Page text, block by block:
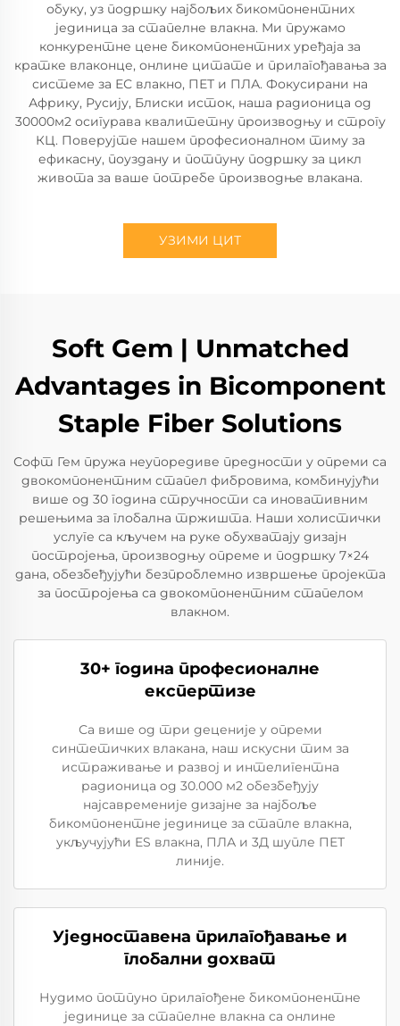
обуку, уз подршку најбољих бикомпонентних
јединица за стапелне влакна. Ми пружамо
конкурентне цене бикомпонентних уређаја за
кратке влаконце, онлине цитате и прилагођавања за
системе за ЕС влакно, ПЕТ и ПЛА. Фокусирани на
Африку, Русију, Блиски исток, наша радионица од
30000м2 осигурава квалитетну производњу и строгу
КЦ. Поверујте нашем професионалном тиму за
ефикасну, поуздану и потпуну подршку за цикл
живота за ваше потребе производње влакана.
УЗИМИ ЦИТ
Soft Gem | Unmatched
Advantages in Bicomponent
Staple Fiber Solutions
Софт Гем пружа неупоредиве предности у опреми са
двокомпонентним стапел фибровима, комбинујући
више од 30 година стручности са иновативним
решењима за глобална тржишта. Наши холистички
услуге са кључем на руке обухватају дизајн
постројења, производњу опреме и подршку 7×24
дана, обезбеђујући безпроблемно извршење пројекта
за постројења са двокомпонентним стапелом
влакном.
30+ година професионалне
експертизе
Са више од три деценије у опреми
синтетичких влакана, наш искусни тим за
истраживање и развој и интелигентна
радионица од 30.000 м2 обезбеђују
најсавременије дизајне за најбоље
бикомпонентне јединице за стапле влакна,
укључујући ES влакна, ПЛА и 3Д шупле ПЕТ
линије.
Уједноставена прилагођавање и
глобални дохват
Нудимо потпуно прилагођене бикомпонентне
јединице за стапелне влакна са онлине